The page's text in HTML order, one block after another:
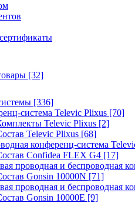
[32]
[336]
система Televic Plixus [70]
Televic Plixus [2]
Televic Plixus [68]
конференц-система
Confidea FLEX G4 [17]
проводная и беспроводная
Gonsin 10000N [71]
проводная и беспроводная
Gonsin 10000E [9]